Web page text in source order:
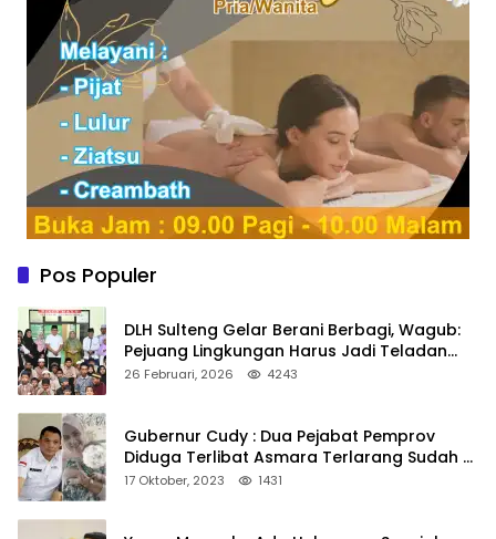
Pos Populer
DLH Sulteng Gelar Berani Berbagi, Wagub:
Pejuang Lingkungan Harus Jadi Teladan
Kepedulian
26 Februari, 2026 4243
Gubernur Cudy : Dua Pejabat Pemprov
Diduga Terlibat Asmara Terlarang Sudah di
Non Job
17 Oktober, 2023 1431